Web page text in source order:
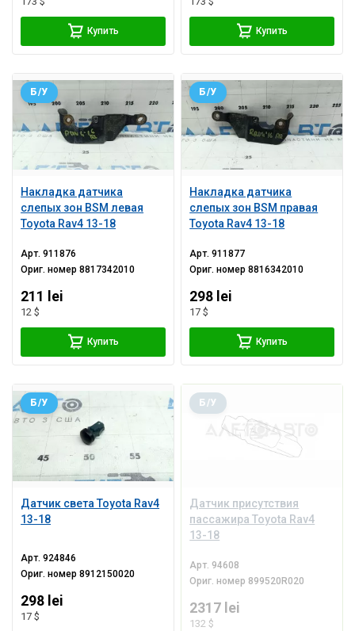
Купить Купить
Накладка датчика
слепых зон BSM левая
Toyota Rav4 13-18
Б/У
Арт.911876
Ориг. номер8817342010
211 lei
12 $
Купить
Накладка датчика
слепых зон BSM правая
Toyota Rav4 13-18
Б/У
Арт.911877
Ориг. номер8816342010
298 lei
17 $
Купить
Датчик света Toyota Rav4
13-18
Б/У
Арт.924846
Ориг. номер8912150020
298 lei
17 $
Датчик присутствия
пассажира Toyota Rav4
13-18
Б/У
Арт. 94608
Ориг. номер 899520R020
2317 lei
132 $